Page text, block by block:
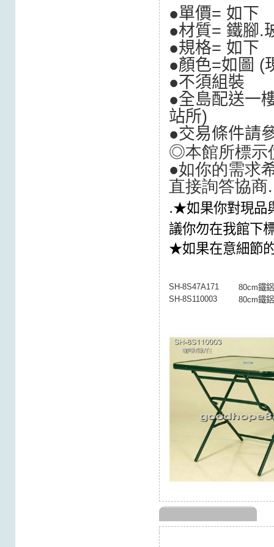
●單價= 如
●材質= 鐵腳
●規格= 如下
●顏色=如圖 (
●不須組裝
●全島配送一
站所)
●交易條件請
◎本館所標示
●如你的需求
直接詢答協商.
.★如果你對現品
議你勿在我館下
★如果在意細節
SH-8S47A171
80cm鐵
SH-8S110003
80cm鐵